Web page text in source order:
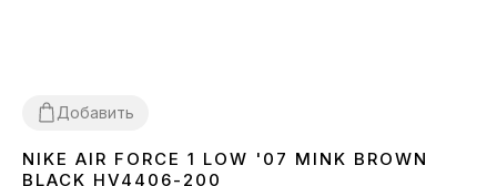
Добавить
3637 38 39 40414243 4445
NIKE AIR FORCE 1 LOW '07 MINK BROWN
BLACK HV4406-200